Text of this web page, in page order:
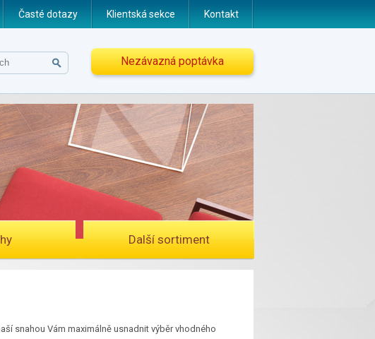
Časté dotazy Klientská sekce Kontakt
Nezávazná poptávka
Další sortiment
snahou Vám maximálně usnadnit výběr vhodného